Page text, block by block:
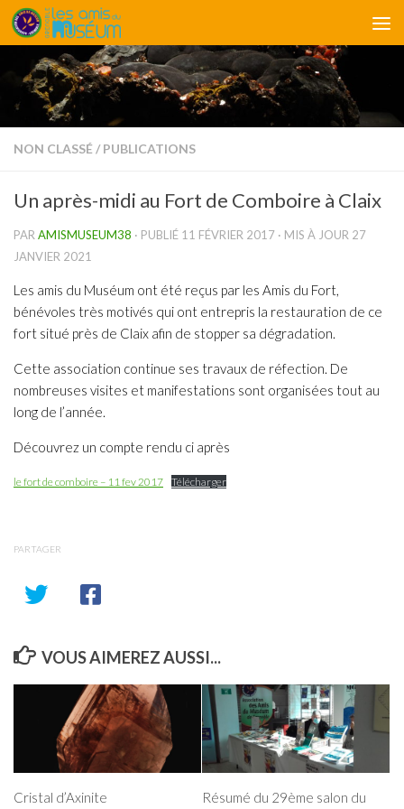
Skip to content
NON CLASSÉ / PUBLICATIONS
Un après-midi au Fort de Comboire à Claix
PAR AMISMUSEUM38 · PUBLIÉ 11 FÉVRIER 2017 · MIS À JOUR 27
JANVIER 2021
Les amis du Muséum ont été reçus par les Amis du Fort,
bénévoles très motivés qui ont entrepris la restauration de ce
fort situé près de Claix afin de stopper sa dégradation.
Cette association continue ses travaux de réfection. De
nombreuses visites et manifestations sont organisées tout au
long de l’année.
Découvrez un compte rendu ci après
le fort de comboire – 11 fev 2017 Télécharger
PARTAGER
VOUS AIMEREZ AUSSI...
Cristal d’Axinite Résumé du 29ème salon du